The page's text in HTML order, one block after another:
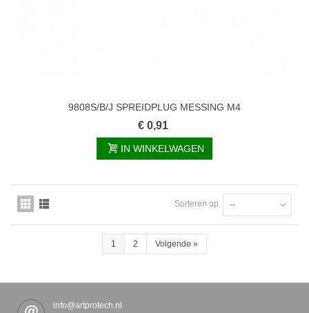
9808S/B/J SPREIDPLUG MESSING M4
€ 0,91
IN WINKELWAGEN
Sorteren op --
1 2 Volgende »
info@artprotech.nl